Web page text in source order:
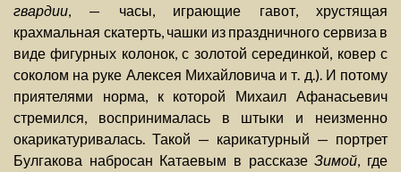
гвардии, — часы, играющие гавот, хрустящая
крахмальная скатерть, чашки из праздничного сервиза в
виде фигурных колонок, с золотой серединкой, ковер с
соколом на руке Алексея Михайловича и т. д.). И потому
приятелями норма, к которой Михаил Афанасьевич
стремился, воспринималась в штыки и неизменно
окарикатуривалась. Такой — карикатурный — портрет
Булгакова набросан Катаевым в рассказеЗимой, где